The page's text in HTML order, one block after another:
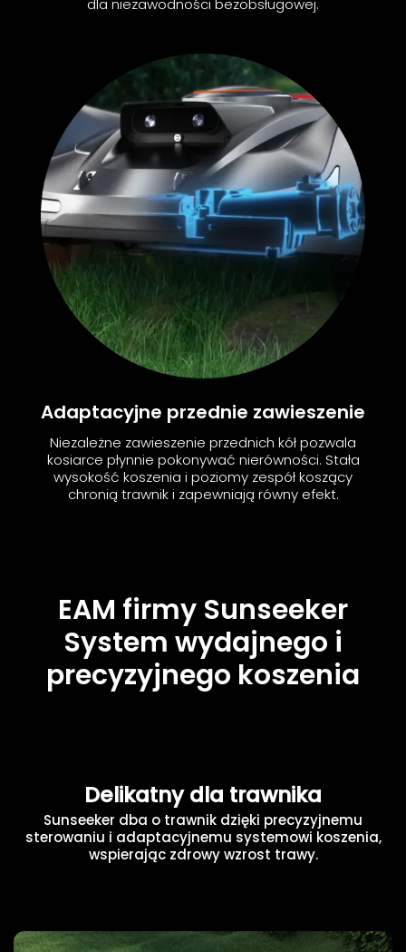
dla niezawodności bezobsługowej.
Adaptacyjne przednie zawieszenie
Niezależne zawieszenie przednich kół pozwala
kosiarce płynnie pokonywać nierówności. Stała
wysokość koszenia i poziomy zespół koszący
chronią trawnik i zapewniają równy efekt.
EAM firmy Sunseeker
System wydajnego i
precyzyjnego koszenia
Delikatny dla trawnika
Sunseeker dba o trawnik dzięki precyzyjnemu
sterowaniu i adaptacyjnemu systemowi koszenia,
wspierając zdrowy wzrost trawy.